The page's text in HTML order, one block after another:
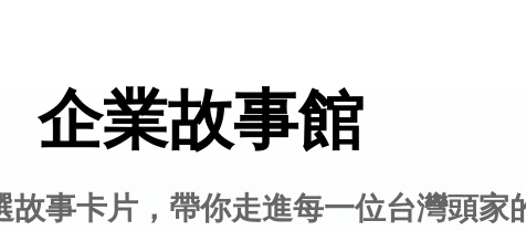
負責組別
提供單位
企業故事館
故事卡片，帶你走進每一位台灣頭家